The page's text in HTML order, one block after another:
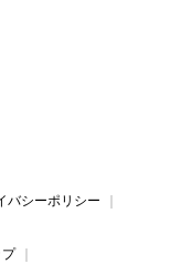
バシーポリシー